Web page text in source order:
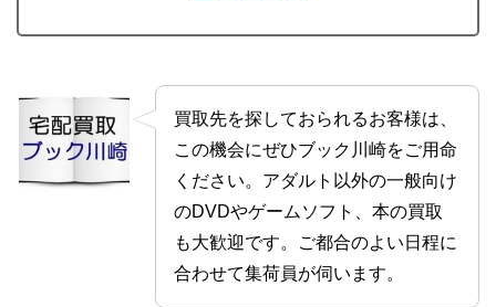
買取先を探しておられるお客様は、
この機会にぜひブック川崎をご用命
ください。アダルト以外の一般向け
のDVDやゲームソフト、本の買取
も大歓迎です。ご都合のよい日程に
合わせて集荷員が伺います。